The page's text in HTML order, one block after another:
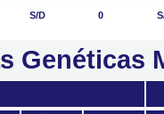
S/D 0
Genéticas